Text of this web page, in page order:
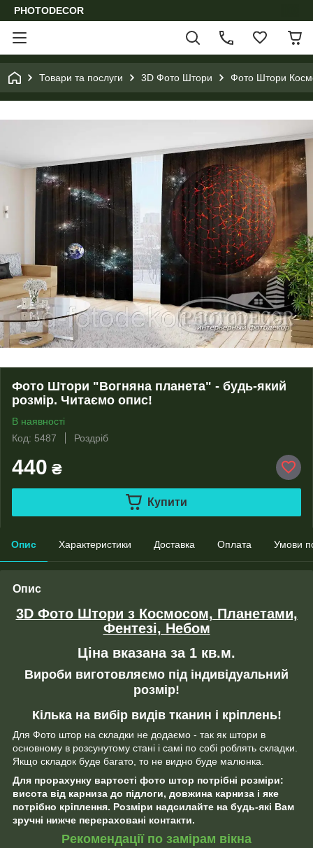
PHOTODECOR
Товари та послуги 3D Фото Штори Фото Штори
Фото Штори "Вогняна планета" - будь-який
розмір. Читаємо опис!
В наявності
Код: 5487
Роздріб
440 ₴
Купити
Опис Характеристики Доставка Оплата Умови
Опис
3D Фото Штори з Космосом, Планетами,
Фентезі, Небом
Ціна вказана за 1 кв.м.
Вироби виготовляємо під індивідуальний
розмір!
Кілька на вибір видів тканин і кріплень!
Для Фото штор на складки не додаємо - так як штори в
основному в розсунутому стані і самі по собі роблять складки.
Якщо складок буде багато, то не видно буде малюнка.
Для прорахунку вартості фото штор потрібні розміри:
висота від карниза до підлоги, довжина карниза і яке
потрібно кріплення. Розміри надсилайте на будь-які Вам
зручні нижче перераховані контакти.
Рекомендації по замірам вікна